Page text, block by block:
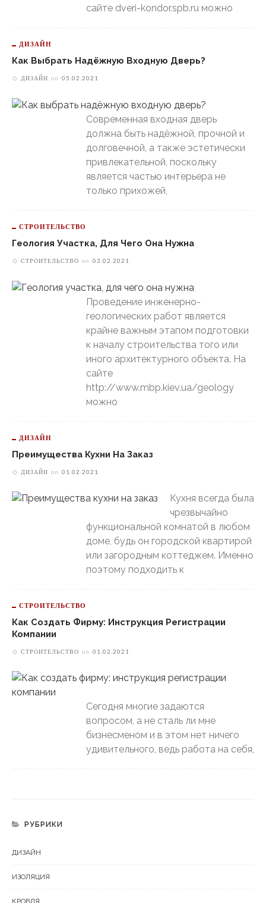
сайте dveri-kondor.spb.ru можно
ДИЗАЙН
Как Выбрать Надёжную Входную Дверь?
ДИЗАЙН on 05.02.2021
Современная входная дверь
должна быть надёжной, прочной и
долговечной, а также эстетически
привлекательной, поскольку
является частью интерьера не
только прихожей,
СТРОИТЕЛЬСТВО
Геология Участка, Для Чего Она Нужна
СТРОИТЕЛЬСТВО on 03.02.2021
Проведение инженерно-
геологических работ является
крайне важным этапом подготовки
к началу строительства того или
иного архитектурного объекта. На
сайте
http://www.mbp.kiev.ua/geology
можно
ДИЗАЙН
Преимущества Кухни На Заказ
ДИЗАЙН on 01.02.2021
Кухня всегда была
чрезвычайно
функциональной комнатой в любом
доме, будь он городской квартирой
или загородным коттеджем. Именно
поэтому подходить к
СТРОИТЕЛЬСТВО
Как Создать Фирму: Инструкция Регистрации
Компании
СТРОИТЕЛЬСТВО on 01.02.2021
Сегодня многие задаются
вопросом, а не сталь ли мне
бизнесменом и в этом нет ничего
удивительного, ведь работа на себя,
РУБРИКИ
ДИЗАЙН
ИЗОЛЯЦИЯ
КРОВЛЯ